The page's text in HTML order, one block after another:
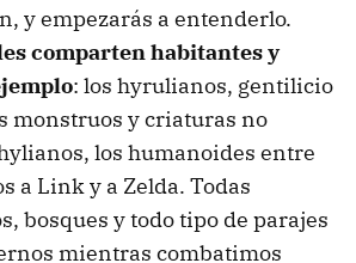
y empezarás a entenderlo.
comparten habitantes y
: los hyrulianos, gentilicio
monstruos y criaturas no
los humanoides entre
a Link y a Zelda. Todas
bosques y todo tipo de parajes
mientras combatimos